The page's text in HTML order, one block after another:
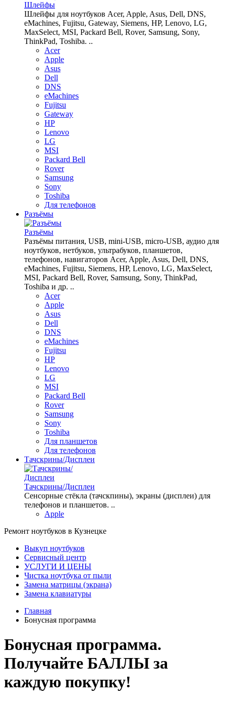
Шлейфы
Шлейфы для ноутбуков Acer, Apple, Asus, Dell, DNS,
eMachines, Fujitsu, Gateway, Siemens, HP, Lenovo, LG,
MaxSelect, MSI, Packard Bell, Rover, Samsung, Sony,
ThinkPad, Toshiba. ..
Acer
Apple
Asus
Dell
DNS
eMachines
Fujitsu
Gateway
HP
Lenovo
LG
MSI
Packard Bell
Rover
Samsung
Sony
Toshiba
Для телефонов
Разъёмы
Разъёмы
Разъёмы питания, USB, mini-USB, micro-USB, аудио для
ноутбуков, нетбуков, ультрабуков, планшетов,
телефонов, навигаторов Acer, Apple, Asus, Dell, DNS,
eMachines, Fujitsu, Siemens, HP, Lenovo, LG, MaxSelect,
MSI, Packard Bell, Rover, Samsung, Sony, ThinkPad,
Toshiba и др. ..
Acer
Apple
Asus
Dell
DNS
eMachines
Fujitsu
HP
Lenovo
LG
MSI
Packard Bell
Rover
Samsung
Sony
Toshiba
Для планшетов
Для телефонов
Тачскрины/Дисплеи
Тачскрины/Дисплеи
Сенсорные стёкла (тачскпины), экраны (дисплеи) для
телефонов и планшетов. ..
Apple
Ремонт ноутбуков в Кузнецке
Выкуп ноутбуков
Сервисный центр
УСЛУГИ И ЦЕНЫ
Чистка ноутбука от пыли
Замена матрицы (экрана)
Замена клавиатуры
Главная
Бонусная программа
Бонусная программа.
Получайте БАЛЛЫ за
каждую покупку!